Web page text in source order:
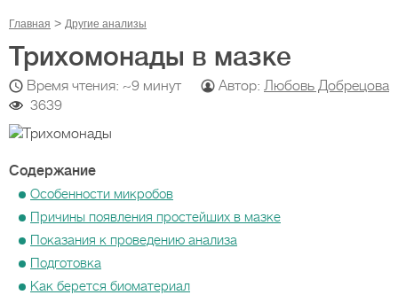
Главная Другие анализы
Трихомонады в мазке
Время чтения: ~9 минут Автор: Любовь Добрецова
3639
Содержание
Особенности микробов
Причины появления простейших в мазке
Показания к проведению анализа
Подготовка
Как берется биоматериал